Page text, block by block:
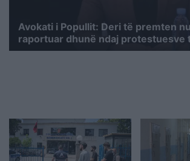
Avokati i Popullit: Deri të premten
raportuar dhunë ndaj protestuesve